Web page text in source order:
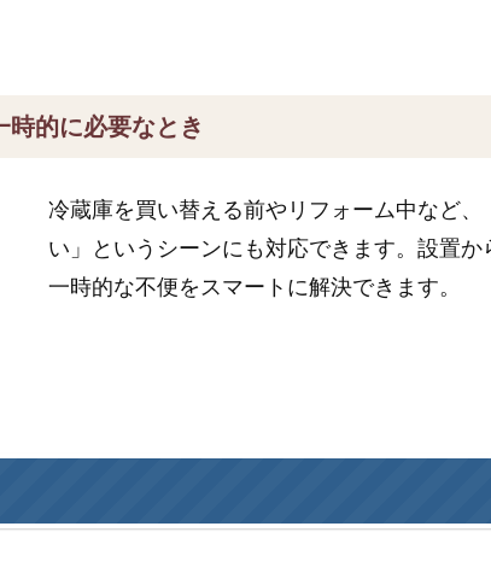
時的に必要なとき
冷蔵庫を買い替える前やリフォーム中など
い」というシーンにも対応できます。設置か
一時的な不便をスマートに解決できます。